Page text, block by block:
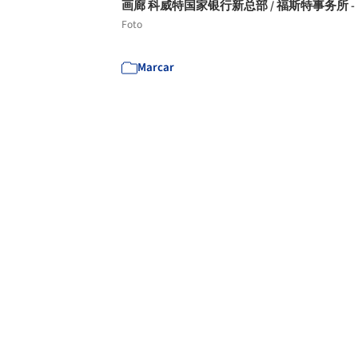
画廊 科威特国家银行新总部 / 福斯特事务所
Foto
Marcar